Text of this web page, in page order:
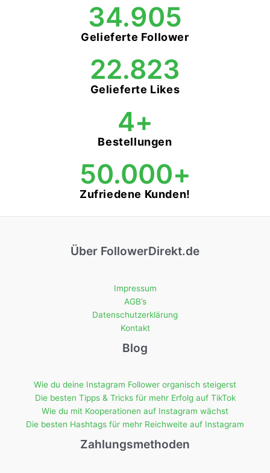
Gelieferte Follower
71.849
Gelieferte Likes
46.980
Bestellungen
9+
Zufriedene Kunden!
50.000+
Über FollowerDirekt.de
Impressum
AGB’s
Datenschutzerklärung
Kontakt
Blog
Wie du deine Instagram Follower organisch steigerst
Die besten Tipps & Tricks für mehr Erfolg auf TikTok
Wie du mit Kooperationen auf Instagram wächst
Die besten Hashtags für mehr Reichweite auf Instagram
Zahlungsmethoden